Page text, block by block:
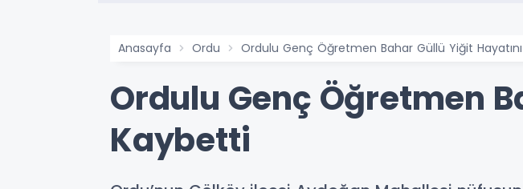
Anasayfa Ordu Ordulu Genç Öğretmen Bahar Güllü Yiğit
Ordulu Genç Öğretmen
Kaybetti